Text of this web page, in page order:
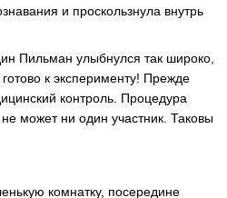
и проскользнула внутрь
Пильман улыбнулся так широко,
к эксперименту! Прежде
контроль. Процедура
может ни один участник. Таковы
комнатку, посередине